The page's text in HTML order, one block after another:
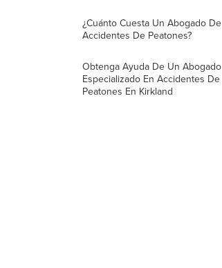
¿Cuánto Cuesta Un Abogado De
Accidentes De Peatones?
Obtenga Ayuda De Un Abogado
Especializado En Accidentes De
Peatones En Kirkland